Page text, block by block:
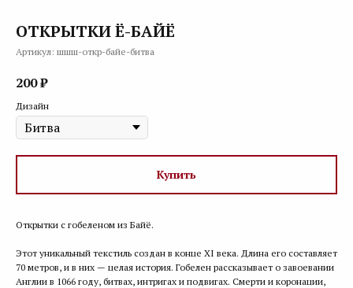
ОТКРЫТКИ Ё-БАЙЁ
Артикул: шшш-откр-байе-битва
200₽
Дизайн
Купить
Открытки с гобеленом из Байё.
Этот уникальный текстиль создан в конце XI века. Длина его составляет
70 метров, и в них — целая история. Гобелен рассказывает о завоевании
Англии в 1066 году, битвах, интригах и подвигах. Смерти и коронации,